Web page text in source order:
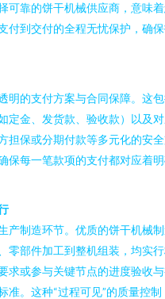
可靠的饼干机械供应商，意味
付到交付的全程无忧保护，确
明的支付方案与合同保障。这
定金、发货款、验收款）以及
担保或分期付款等多元化的安
保每一笔款项的支付都对应着
产制造环节。优质的饼干机械
零部件加工到整机组装，均实
求或参与关键节点的进度验收
准。这种“过程可见”的质量控制